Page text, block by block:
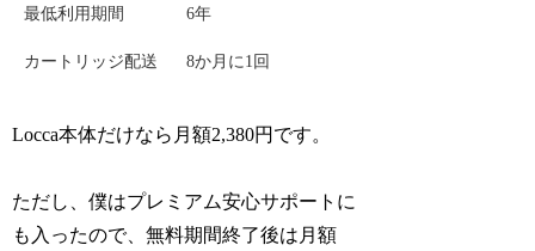
最低利用期間 6年
カートリッジ配送 8か月に1回
Locca本体だけなら月額2,380円です。
ただし、僕はプレミアム安心サポートに
も入ったので、無料期間終了後は月額